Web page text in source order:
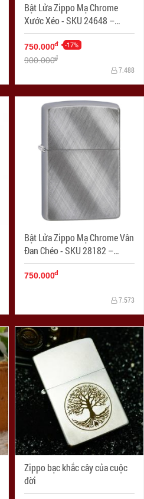
Bật Lửa Zippo Mạ Chrome
Xước Xéo - SKU 24648 –
Zippo Herringbone Sweep
Brushed Chrome
750.000đ -17%
900.000đ
7.488
Bật Lửa Zippo Mạ Chrome Vân
Đan Chéo - SKU 28182 –
Zippo Diagonal Weave
750.000đ
7.573
Zippo bạc khắc cây của cuộc
đời